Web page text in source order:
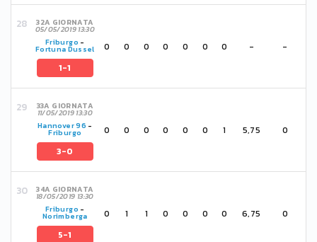
32A GIORNATA
05/05/2019 13:30
Friburgo -
Fortuna Dussel
1-1
0 0 0 0 0 0 0 - -
33A GIORNATA
11/05/2019 13:30
Hannover 96 -
Friburgo
3-0
0 0 0 0 0 0 1 5,75 0
34A GIORNATA
18/05/2019 13:30
Friburgo -
Norimberga
5-1
0 1 1 0 0 0 0 6,75 0